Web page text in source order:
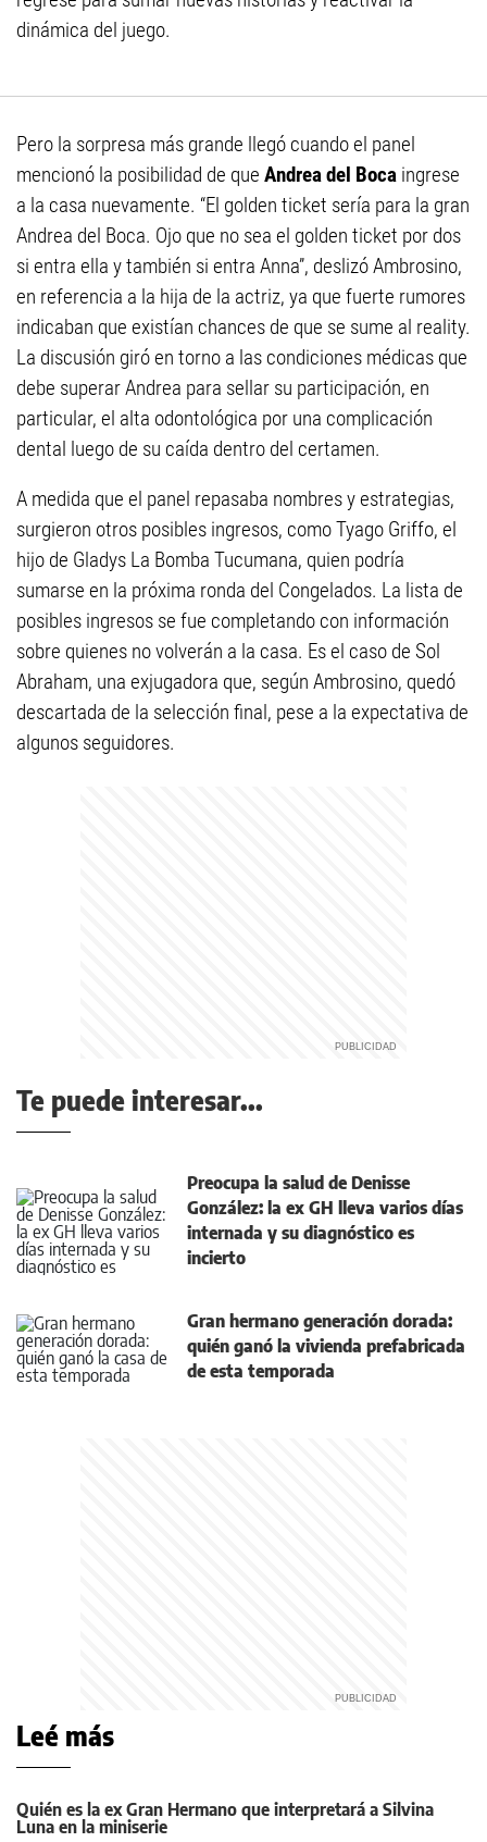
dinámica del juego.
Pero la sorpresa más grande llegó cuando el panel
mencionó la posibilidad de que Andrea del Boca ingrese
a la casa nuevamente. “El golden ticket sería para la gran
Andrea del Boca. Ojo que no sea el golden ticket por dos
si entra ella y también si entra Anna”, deslizó Ambrosino,
en referencia a la hija de la actriz, ya que fuerte rumores
indicaban que existían chances de que se sume al reality.
La discusión giró en torno a las condiciones médicas que
debe superar Andrea para sellar su participación, en
particular, el alta odontológica por una complicación
dental luego de su caída dentro del certamen.
A medida que el panel repasaba nombres y estrategias,
surgieron otros posibles ingresos, como Tyago Griffo, el
hijo de Gladys La Bomba Tucumana, quien podría
sumarse en la próxima ronda del Congelados. La lista de
posibles ingresos se fue completando con información
sobre quienes no volverán a la casa. Es el caso de Sol
Abraham, una exjugadora que, según Ambrosino, quedó
descartada de la selección final, pese a la expectativa de
algunos seguidores.
Te puede interesar...
Preocupa la salud de Denisse
González: la ex GH lleva varios días
internada y su diagnóstico es
incierto
Gran hermano generación dorada:
quién ganó la vivienda prefabricada
de esta temporada
Leé más
Quién es la ex Gran Hermano que interpretará a Silvina
Luna en la miniserie